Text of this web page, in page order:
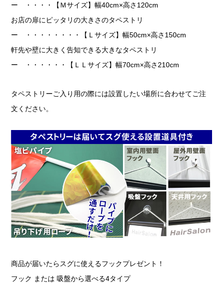
ー ・・・・【Ｍサイズ】幅40cm×高さ120cm
お店の扉にピッタリの大きさのタペストリ
ー ・・・・・・・・【Ｌサイズ】幅50cm×高さ150cm
軒先や壁に大きく告知できる大きなタペストリ
ー ・・・・・・【ＬＬサイズ】幅70cm×高さ210cm
タペストリーご入り用の際には設置したい場所に合わせてご注
文ください。
商品が届いたらスグに使えるフックプレゼント！
フック または 吸盤から選べる4タイプ